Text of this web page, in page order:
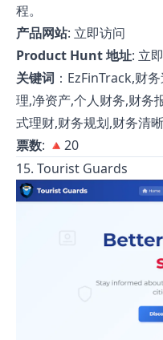
程。
产品网站: 立即访问
Product Hunt 地址: 立
关键词 ：EzFinTrack,财
理,净资产,个人财务,财务
式理财,财务规划,财务清
票数: 🔺20
15. Tourist Guards